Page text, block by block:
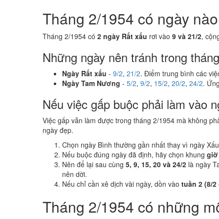
Tháng 2/1954 có ngày
Tháng 2/1954 có 2 ngày Rất xấu rơi vào 9 và 21/2,
Những ngày nên tránh trong
Ngày Rất xấu - 9/2, 21/2. Điểm trung bình các
Ngày Tam Nương - 5/2, 9/2, 15/2, 20/2, 24/2.
Nếu việc gấp buộc phải làm vào
Việc gấp vẫn làm được trong tháng 2/1954 mà không
ngày đẹp.
Chọn ngày Bình thường gần nhất thay vì ngày
Nếu buộc đúng ngày đã định, hãy chọn khung giờ
Nên để lại sau cùng 5, 9, 15, 20 và 24/2 là ngày
nên dời.
Nếu chỉ cần xê dịch vài ngày, dồn vào tuần 2 (8/2
Tháng 2/1954 có những